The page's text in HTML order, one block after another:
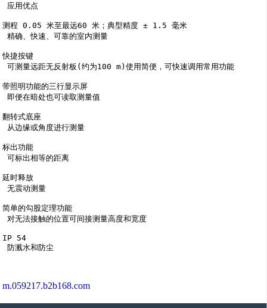
测程 0.05 米至最远60 米；典型精度 ± 1.5 毫米
精确、快速、可靠的室内测量
快捷按键
可测量远距无反射板(约为100 m)使用简便，可快速调用常用功能
带照明功能的三行显示屏
翻转式底座
标出功能
可标出相等的距离
延时释放
无震动测量
简单的勾股定理功能
对无法接触的位置可间接测量高度和宽度
IP 54
m.059217.b2b168.com